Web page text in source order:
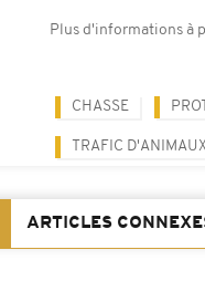
Plus d'informations à
CHASSE
TRAFIC D'ANIMAUX
ARTICLES